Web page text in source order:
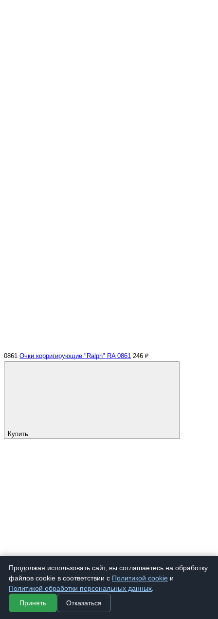
0861 Очки корригирующие "Ralph" RA 0861 246 ₽
Купить
Продолжая использовать сайт, вы соглашаетесь на обработку
файлов cookie в соответствии с Политикой cookie и
Политикой обработки персональных данных
Принять
Отказаться